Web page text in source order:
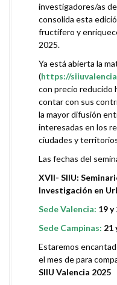
investigadores/as
consolida esta
fructífero y
2025.
Ya está abierta la
(https://
con precio reducido
contar con sus
la mayor difusión
interesadas en los
ciudades y
Las fechas del
XVII- SIIU:
Investigación en
Sede Valencia: 19 y
Sede Campinas: 21
Estaremos
el mes de para
SIIU Valencia 2025